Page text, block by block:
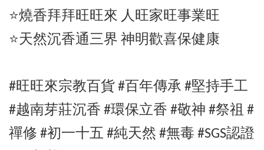
⭐️燒香拜拜旺旺來 人旺家旺事業旺
⭐️天然沉香通三界 神明歡喜保健康
#旺旺來宗教百貨 #百年傳承 #堅持手工
#越南芽莊沉香 #環保立香 #敬神 #祭祖 #
禪修 #初一十五 #純天然 #無毒 #SGS認證